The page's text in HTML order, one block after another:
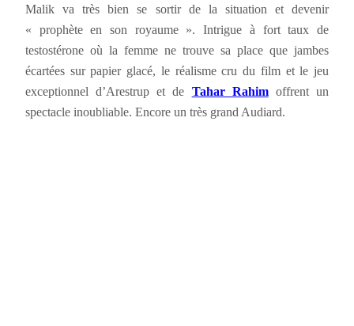
Malik va très bien se sortir de la situation et devenir
« prophète en son royaume ». Intrigue à fort taux de
testostérone où la femme ne trouve sa place que jambes
écartées sur papier glacé, le réalisme cru du film et le jeu
exceptionnel d’Arestrup et de Tahar Rahimoffrent un
spectacle inoubliable. Encore un très grand Audiard.